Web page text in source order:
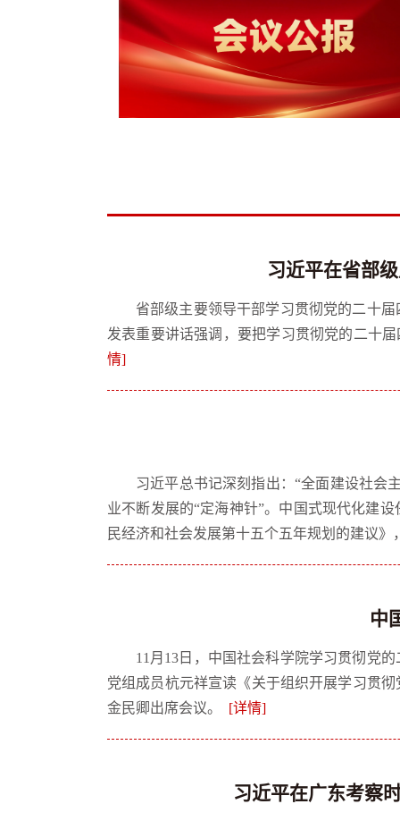
习近平在省部
省部级主要领导干部学习贯彻党的二十
发表重要讲话强调，要把学习贯彻党的二十
情]
习近平总书记深刻指出：“全面建设社会
业不断发展的“定海神针”。中国式现代化建
民经济和社会发展第十五个五年规划的建议
中
11月13日，中国社会科学院学习贯彻党
党组成员杭元祥宣读《关于组织开展学习贯
金民卿出席会议。
[详情]
习近平在广东考察